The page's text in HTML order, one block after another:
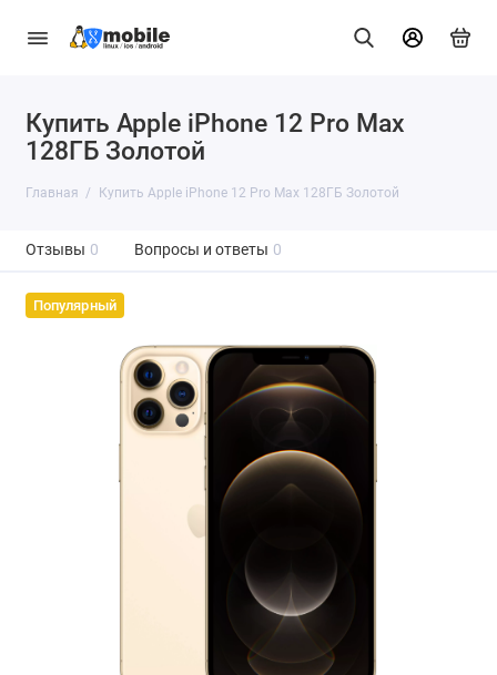
Купить Apple iPhone 12 Pro Max
128ГБ Золотой
Главная Купить Apple iPhone 12 Pro Max 128ГБ Золотой
Отзывы 0 Вопросы и ответы 0
Популярный